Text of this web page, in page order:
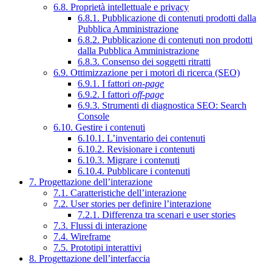
6.8. Proprietà intellettuale e privacy
6.8.1. Pubblicazione di contenuti prodotti dalla
Pubblica Amministrazione
6.8.2. Pubblicazione di contenuti non prodotti
dalla Pubblica Amministrazione
6.8.3. Consenso dei soggetti ritratti
6.9. Ottimizzazione per i motori di ricerca (SEO)
6.9.1. I fattori on-page
6.9.2. I fattori off-page
6.9.3. Strumenti di diagnostica SEO: Search
Console
6.10. Gestire i contenuti
6.10.1. L’inventario dei contenuti
6.10.2. Revisionare i contenuti
6.10.3. Migrare i contenuti
6.10.4. Pubblicare i contenuti
7. Progettazione dell’interazione
7.1. Caratteristiche dell’interazione
7.2. User stories per definire l’interazione
7.2.1. Differenza tra scenari e user stories
7.3. Flussi di interazione
7.4. Wireframe
7.5. Prototipi interattivi
8. Progettazione dell’interfaccia